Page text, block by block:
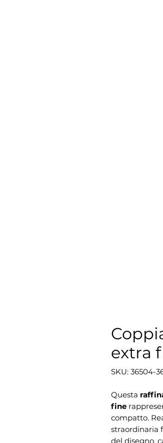
extra
SKU: 36504-
Questa
fine
compatto.
straordinaria
del disegno,